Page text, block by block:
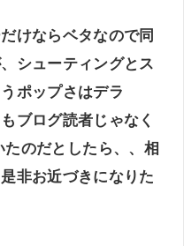
けならベタなので同
シューティングとス
ポップさはデラ
ブログ読者じゃなく
たのだとしたら、、相
非お近づきになりた